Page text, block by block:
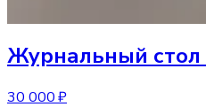
Журнальный стол
30 000 ₽